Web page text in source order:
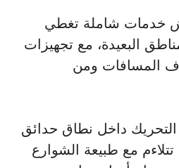
خدمات شاملة تغطي
البعيدة، مع تجهيزات
المسافات ومن
التحريك داخل نطاق حدائق
تتلاءم مع طبيعة الشوارع